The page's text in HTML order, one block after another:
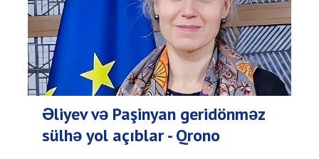
Əliyev və Paşinyan geridönməz
sülhə yol açıblar - Qrono